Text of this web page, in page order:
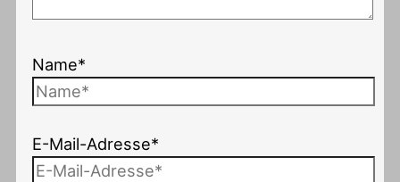
Name*
E-Mail-Adresse*